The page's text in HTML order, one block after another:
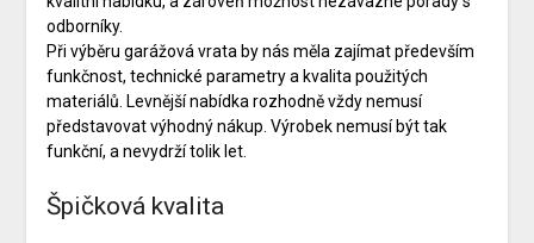
odborníky.
Při výběru garážová vrata by nás měla zajímat především
funkčnost, technické parametry a kvalita použitých
materiálů. Levnější nabídka rozhodně vždy nemusí
představovat výhodný nákup. Výrobek nemusí být tak
funkční, a nevydrží tolik let.
Špičková kvalita